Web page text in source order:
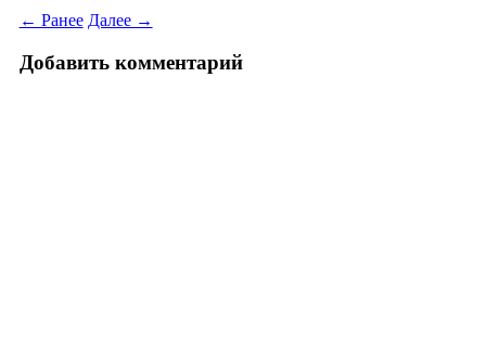
← Ранее Далее →
Добавить комментарий